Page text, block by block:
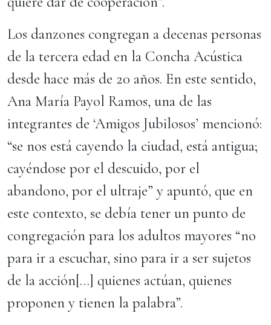
Los danzones congregan a decenas personas
de la tercera edad en la Concha Acústica
desde hace más de 20 años. En este sentido,
Ana María Payol Ramos, una de las
integrantes de ‘Amigos Jubilosos’ mencionó:
“se nos está cayendo la ciudad, está antigua;
cayéndose por el descuido, por el
abandono, por el ultraje” y apuntó, que en
este contexto, se debía tener un punto de
congregación para los adultos mayores “no
para ir a escuchar, sino para ir a ser sujetos
de la acción[…] quienes actúan, quienes
proponen y tienen la palabra”.